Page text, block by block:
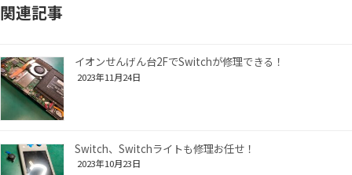
関連記事
イオンせんげん台2FでSwitchが修理できる！
2023年11月24日
Switch、Switchライトも修理お任せ！
2023年10月23日